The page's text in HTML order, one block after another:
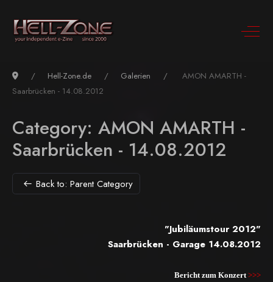
Hell-Zone.de Galerien
AMON AMARTH -
Saarbrücken - 14.08.2012
Category: AMON AMARTH -
Saarbrücken - 14.08.2012
Back to: Parent Category
"Jubiläumstour2012"
Saarbrücken - Garage 14.08.2012
Bericht zum Konzert>>>